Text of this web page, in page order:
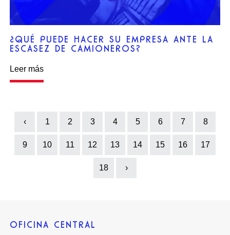
¿QUÉ PUEDE HACER SU EMPRESA ANTE LA
ESCASEZ DE CAMIONEROS?
Leer más
‹
Previous
1 2 3 4 5 6 7 8
9 10 11 12 13 14 15 16 17
18
Next
›
OFICINA CENTRAL